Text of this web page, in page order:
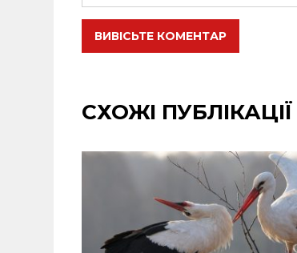
ВИВІСЬТЕ КОМЕНТАР
СХОЖІ ПУБЛІКАЦІЇ